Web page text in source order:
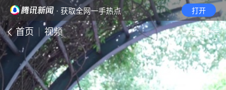
· 获取全网一手热点 打开
首页 视频 无障碍